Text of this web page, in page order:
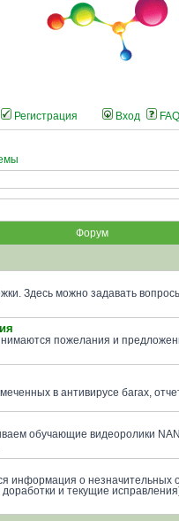
Регистрация Вход FAQ
Форум
Здесь можно задавать
пожелания и
в антивирусе багах,
обучающие видеоролики
информация о незначительных
и текущие